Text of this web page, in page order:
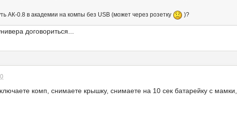
АК-0.8 в академии на компы без USB (может через розетку )?
договориться...
комп, снимаете крышку, снимаете на 10 сек батарейку с